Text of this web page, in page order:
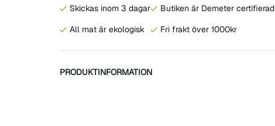
Skickas inom 3 dagar
All mat är ekologisk
Butiken är Demeter certifierad
Fri frakt över 1000kr
PRODUKTINFORMATION